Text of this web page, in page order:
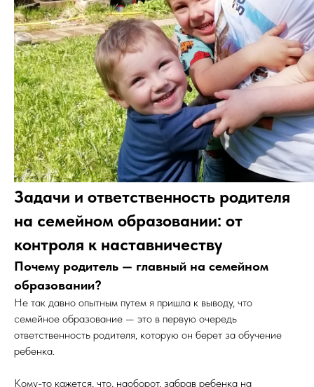
Задачи и ответственность родителя
на семейном образовании: от
контроля к наставничеству
Почему родитель — главный на семейном
образовании?
Не так давно опытным путем я пришла к выводу, что
семейное образование — это в первую очередь
ответственность родителя, которую он берет за обучение
ребенка.
Кому-то кажется, что, наоборот, забрав ребенка на